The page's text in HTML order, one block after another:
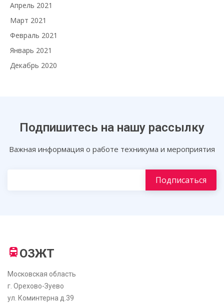
Апрель 2021
Март 2021
Февраль 2021
Январь 2021
Декабрь 2020
Подпишитесь на нашу рассылку
Важная информация о работе техникума и мероприятия
ОЗЖТ
Московская область
г. Орехово-Зуево
ул. Коминтерна д.39